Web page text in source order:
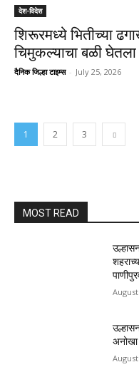
देश-विदेश
शिरूरमध्ये भितीच्या
चिमुकल्याचा बळी घेतला
दैनिक जिल्हा टाइम्स - July 25, 2026
1 2 3
MOST READ
अनोखा